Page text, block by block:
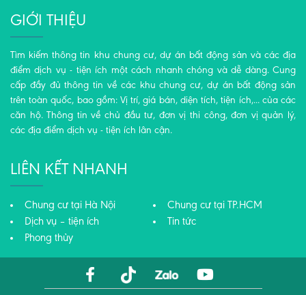
GIỚI THIỆU
Tìm kiếm thông tin khu chung cư, dự án bất động sản và các địa
điểm dịch vụ - tiện ích một cách nhanh chóng và dễ dàng. Cung
cấp đầy đủ thông tin về các khu chung cư, dự án bất động sản
trên toàn quốc, bao gồm: Vị trí, giá bán, diện tích, tiện ích,... của các
căn hộ. Thông tin về chủ đầu tư, đơn vị thi công, đơn vị quản lý,
các địa điểm dịch vụ - tiện ích lân cận.
LIÊN KẾT NHANH
Chung cư tại Hà Nội
Chung cư tại TP.HCM
Dịch vụ – tiện ích
Tin tức
Phong thủy